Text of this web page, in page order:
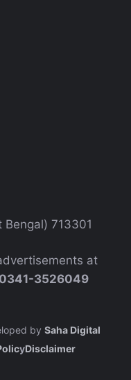
Bengal) 713301
at
0341-3526049
by Saha Digital
YDisclaimer